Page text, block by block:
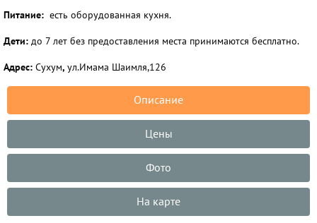
Питание: есть оборудованная кухня.
Дети: до 7 лет без предоставления места принимаются бесплатно.
Адрес: Сухум, ул.Имама Шаимля,126
Описание
Цены
Фото
На карте